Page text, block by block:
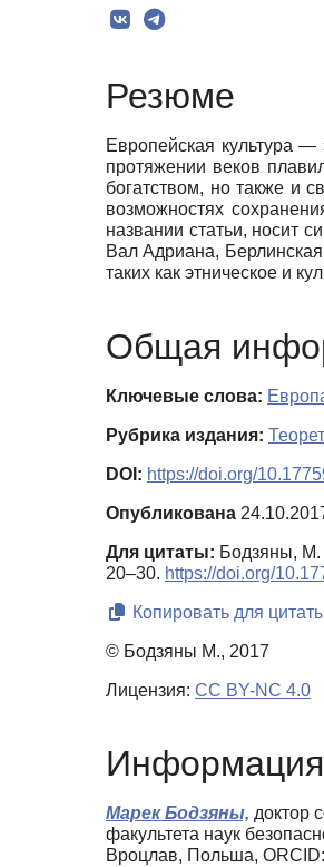
Резюме
Европейская культура —
протяжении веков
богатством, но также и
возможностях
названии статьи, носит
Вал Адриана,
таких как этническое и
Общая
Ключевые слова:
Рубрика издания:
DOI: https://doi.org/
Опубликована
Для цитаты: Бодзяны, М.
20–30. https://doi.org/
Копировать для
© Бодзяны М., 2017
Лицензия: CC BY-NC 4.0
Информация
Марек Бодзяны, доктор
факультета наук
Вроцлав, Польша, ORCID: